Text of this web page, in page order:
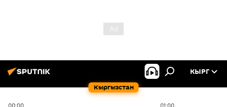
Кыргызстан
КЫРГ
00:00 01:00